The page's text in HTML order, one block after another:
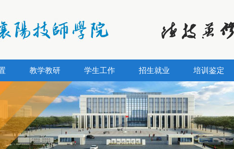
教学教研 学生工作 招生就业 培训鉴定